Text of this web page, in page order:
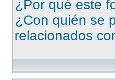
¿Por qué este
¿Con quién se
relacionados